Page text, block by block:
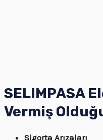
SELIMPASA
Vermiş
Sigorta Arızaları